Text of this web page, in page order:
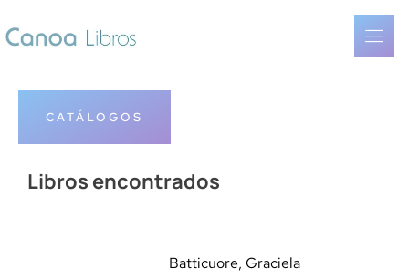
CATÁLOGOS
Libros encontrados
Batticuore, Graciela